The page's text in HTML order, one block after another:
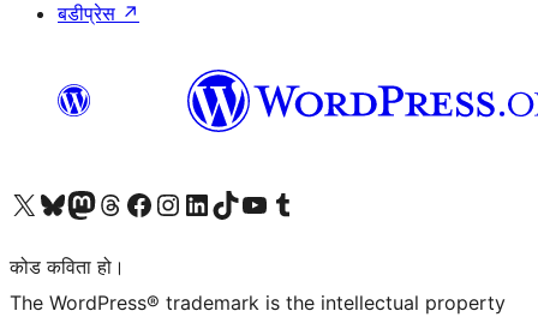
बडीप्रेस ↗
हाम्रो X (पहिले ट्विटर) खातामा जानुहोस्
हाम्रो Bluesky खाता भ्रमण गर्नुहोस्
हाम्रो म्यास्टोडन खाता भ्रमण गर्नुहोस्
हाम्रो थ्रेड्स खातामा जानुहोस्
हाम्रो फेसबुक पेजमा जानुहोस्
हाम्रो इन्स्टाग्राम खातामा जानुहोस्
हाम्रो लिङ्क्डइन खातामा जानुहोस्
हाम्रो TikTok खाता भ्रमण गर्नुहोस्
हाम्रो युट्युब च्यानलमा जानुहोस्
हाम्रो टम्बलर खाता भ्रमण गर्नुहोस्
कोड कविता हो।
The WordPress® trademark is the intellectual property